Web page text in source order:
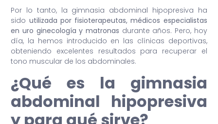
Por lo tanto, la gimnasia abdominal hipopresiva ha
sido utilizada por fisioterapeutas, médicos especialistas
en uro ginecología y matronas durante años. Pero, hoy
día, la hemos introducido en las clínicas deportivas,
obteniendo excelentes resultados para recuperar el
tono muscular de los abdominales.
¿Qué es la gimnasia
abdominal hipopresiva
y para qué sirve?